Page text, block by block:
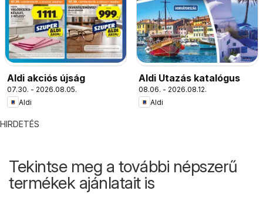
Aldi akciós újság
07.30. - 2026.08.05.
Aldi
Aldi Utazás katalógus
08.06. - 2026.08.12.
Aldi
HIRDETÉS
Tekintse meg a további népszerű
termékek ajánlatait is